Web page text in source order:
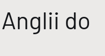
do